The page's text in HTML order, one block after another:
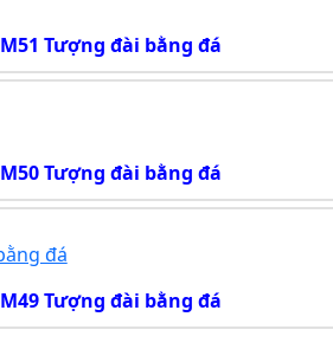
M51 Tượng đài bằng đá
M50 Tượng đài bằng đá
M49 Tượng đài bằng đá